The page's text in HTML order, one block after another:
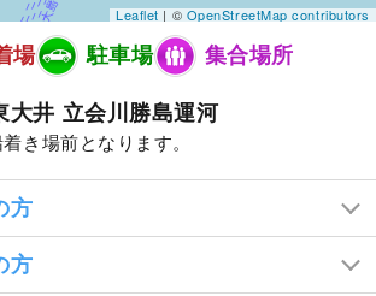
Leaflet| ©OpenStreetMap contributors
場 駐車場 集合場所
大井 立会川勝島運河
き場前となります。
方
方